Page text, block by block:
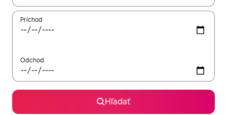
Príchod
Odchod
Hľadať